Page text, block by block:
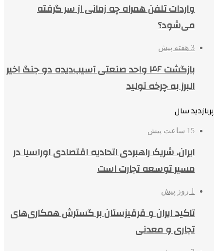
واردات تلفن همراه چه زمانی از سر گرفته
می‌شود؟
3 هفته پیش
بازگشت ۴۶ واحد صنعتی آسیب‌دیده دو جنگ اخیر
البرز به چرخه تولید
پربازدید سال
15 ساعت پیش
ایران، شریک راهبردی اتحادیه اقتصادی اوراسیا در
مسیر توسعه تجارت است
1 روز پیش
تاکید ایران و قرقیزستان بر گسترش همکاری‌های
تجاری و معدنی